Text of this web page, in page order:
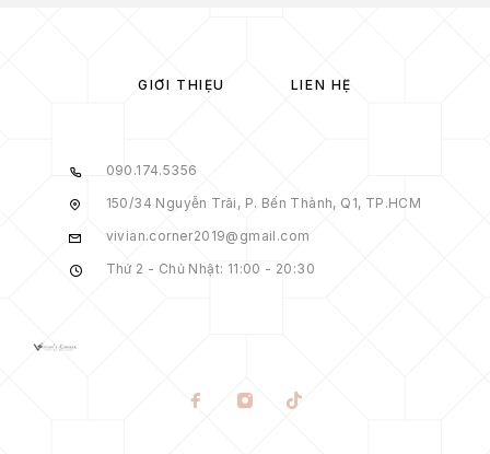
GIỚI THIỆU LIÊN HỆ
090.174.5356
150/34 Nguyễn Trãi, P. Bến Thành, Q1, TP.HCM
vivian.corner2019@gmail.com
Thứ 2 - Chủ Nhật: 11:00 - 20:30